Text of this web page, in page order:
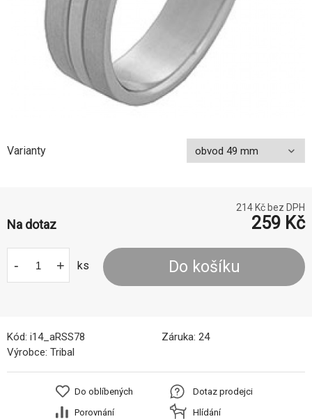
Varianty
214 Kč bez DPH
Na dotaz 259 Kč
- + ks Do košíku
Kód: i14_aRSS78 Záruka: 24
Výrobce: Tribal
Do oblíbených
Porovnání
Dotaz prodejci
Hlídání